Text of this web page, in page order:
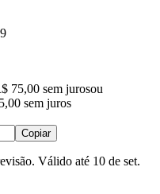
75,00 sem jurosou
sem juros
Copiar
Válido até 10 de set.